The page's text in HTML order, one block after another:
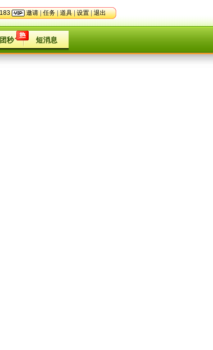
邀请| 任务| 道具| 设置| 退出
秒 短消息